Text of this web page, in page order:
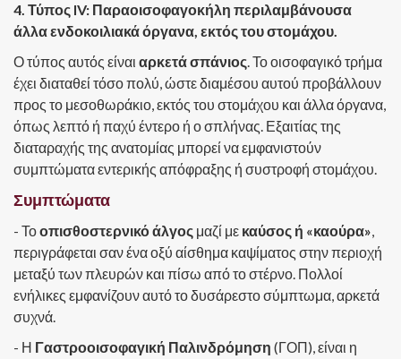
4. Τύπος IV: Παραοισοφαγοκήλη περιλαμβάνουσα
άλλα ενδοκοιλιακά όργανα, εκτός του στομάχου.
Ο τύπος αυτός είναι αρκετά σπάνιος. Το οισοφαγικό τρήμα
έχει διαταθεί τόσο πολύ, ώστε διαμέσου αυτού προβάλλουν
προς το μεσοθωράκιο, εκτός του στομάχου και άλλα όργανα,
όπως λεπτό ή παχύ έντερο ή ο σπλήνας. Εξαιτίας της
διαταραχής της ανατομίας μπορεί να εμφανιστούν
συμπτώματα εντερικής απόφραξης ή συστροφή στομάχου.
Συμπτώματα
- Τοοπισθοστερνικό άλγος μαζί με καύσος ή «καούρα»,
περιγράφεται σαν ένα οξύ αίσθημα καψίματος στην περιοχή
μεταξύ των πλευρών και πίσω από το στέρνο. Πολλοί
ενήλικες εμφανίζουν αυτό το δυσάρεστο σύμπτωμα, αρκετά
συχνά.
- Η Γαστροοισοφαγική Παλινδρόμηση (ΓΟΠ), είναι η